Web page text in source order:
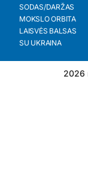
SODAS/DARŽAS
MOKSLO ORBITA
LAISVĖS BALSAS
SU UKRAINA
2026